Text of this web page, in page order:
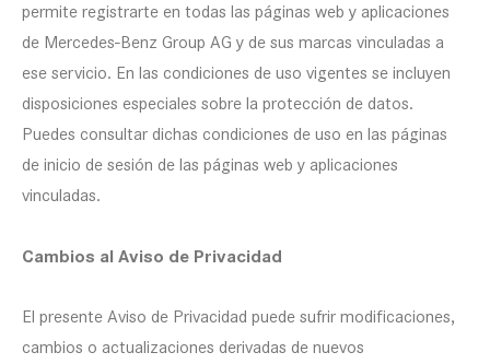
permite registrarte en todas las páginas web y aplicaciones
de Mercedes-Benz Group AG y de sus marcas vinculadas a
ese servicio. En las condiciones de uso vigentes se incluyen
disposiciones especiales sobre la protección de datos.
Puedes consultar dichas condiciones de uso en las páginas
de inicio de sesión de las páginas web y aplicaciones
vinculadas.
Cambios al Aviso de Privacidad
El presente Aviso de Privacidad puede sufrir modificaciones,
cambios o actualizaciones derivadas de nuevos